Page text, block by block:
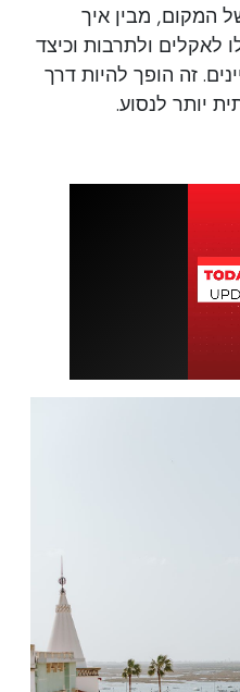
המקום, מבין איך
לאקלים ולתרבות וכיצד
זה הופך להיות דרך
יותר לנסוע.